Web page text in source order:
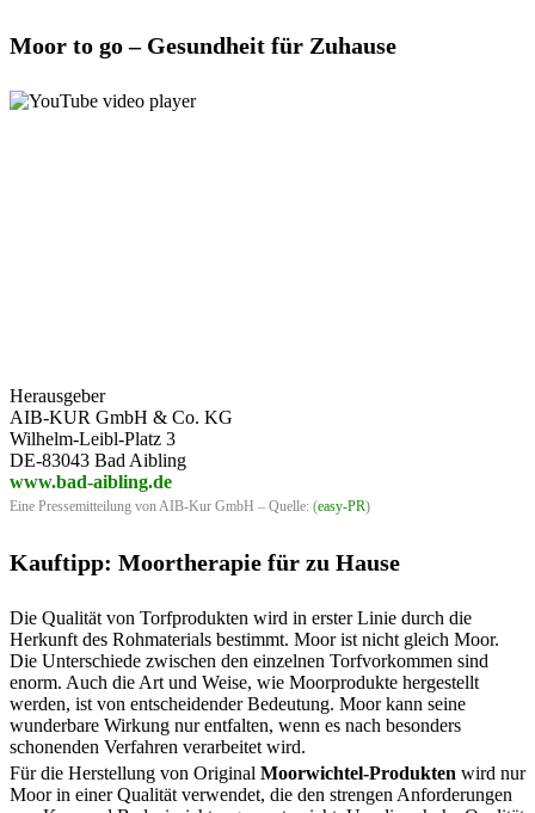
Moor to go – Gesundheit für Zuhause
Herausgeber
AIB-KUR GmbH & Co. KG
Wilhelm-Leibl-Platz 3
DE-83043 Bad Aibling
www.bad-aibling.de
Eine Pressemitteilung von AIB-Kur GmbH – Quelle: (easy-PR)
Kauftipp: Moortherapie für zu Hause
Die Qualität von Torfprodukten wird in erster Linie durch die
Herkunft des Rohmaterials bestimmt. Moor ist nicht gleich Moor.
Die Unterschiede zwischen den einzelnen Torfvorkommen sind
enorm. Auch die Art und Weise, wie Moorprodukte hergestellt
werden, ist von entscheidender Bedeutung. Moor kann seine
wunderbare Wirkung nur entfalten, wenn es nach besonders
schonenden Verfahren verarbeitet wird.
Für die Herstellung von Original Moorwichtel-Produkten wird nur
Moor in einer Qualität verwendet, die den strengen Anforderungen